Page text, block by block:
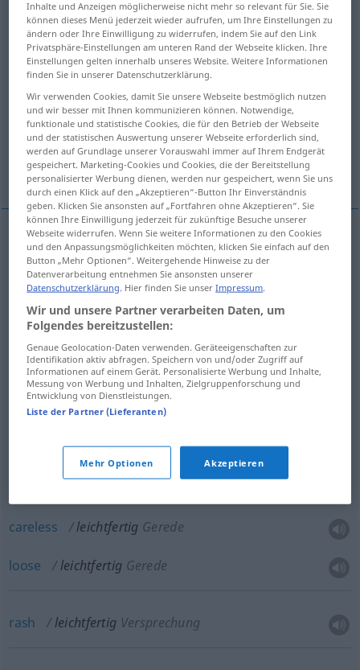
Übersicht aller Übersetzungen
(Für mehr Details die Übersetzung anklicken/antippen)
flippant, frivolous
irresponsible careless, loose
rash loose, promiscuous
thoughtless leichtfertigBenehmen etc
careless leichtfertig Benehmen etc
flippant leichtfertig Antwort, Bemerkung etc
frivolous leichtfertig Antwort, Bemerkung etc
irresponsible leichtfertig Streich etc
careless leichtfertig Gerede
loose leichtfertig Gerede
rash leichtfertig Versprechung
Inhalte und Anzeigen möglicherweise nicht mehr so relevant für Sie. Sie
können dieses Menü jederzeit wieder aufrufen, um Ihre Einstellungen zu
ändern oder Ihre Einwilligung zu widerrufen, indem Sie auf den Link
Privatsphäre-Einstellungen am unteren Rand der Webseite klicken. Ihre
Einstellungen gelten innerhalb unseres Website. Weitere Informationen
finden Sie in unserer Datenschutzerklärung.
Wir verwenden Cookies, damit Sie unsere Webseite bestmöglich nutzen
und wir besser mit Ihnen kommunizieren können. Notwendige,
funktionale und statistische Cookies, die für den Betrieb der Webseite
und der statistischen Auswertung unserer Webseite erforderlich sind,
werden auf Grundlage unserer Vorauswahl immer auf Ihrem Endgerät
gespeichert. Marketing-Cookies und Cookies, die der Bereitstellung
personalisierter Werbung dienen, werden nur gespeichert, wenn Sie uns
durch einen Klick auf den „Akzeptieren“-Button Ihr Einverständnis
geben. Klicken Sie ansonsten auf „Fortfahren ohne Akzeptieren“. Sie
können Ihre Einwilligung jederzeit für zukünftige Besuche unserer
Webseite widerrufen. Wenn Sie weitere Informationen zu den Cookies
und den Anpassungsmöglichkeiten möchten, klicken Sie einfach auf den
Button „Mehr Optionen“. Weitergehende Hinweise zu der
Datenverarbeitung entnehmen Sie ansonsten unserer
Datenschutzerklärung. Hier finden Sie unserImpressum.
Wir und unsere Partner verarbeiten Daten, um
Folgendes bereitzustellen:
Genaue Geolocation-Daten verwenden. Geräteeigenschaften zur
Identifikation aktiv abfragen. Speichern von und/oder Zugriff auf
Informationen auf einem Gerät. Personalisierte Werbung und Inhalte,
Messung von Werbung und Inhalten, Zielgruppenforschung und
Entwicklung von Dienstleistungen.
Liste der Partner (Lieferanten)
Mehr Optionen Akzeptieren